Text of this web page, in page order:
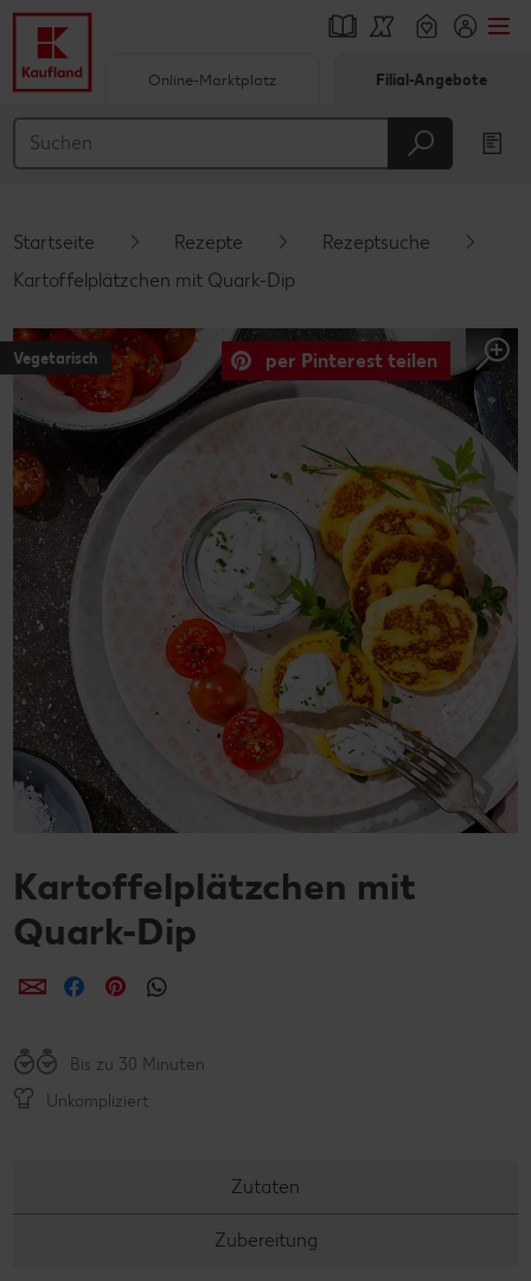
Hauptinhalt
Schwebender Seitenbereich
Online-Marktplatz Filial-Angebote
Startseite Rezepte
Rezeptsuche
Kartoffelplätzchen mit Quark-Dip
Vegetarisch per Pinterest teilen
Kartoffelplätzchen mit
Quark-Dip
per E-Mail teilen
per Facebook teilen
per Pinterest teilen
Bis zu 30 Minuten
Unkompliziert
Zutaten
Zubereitung